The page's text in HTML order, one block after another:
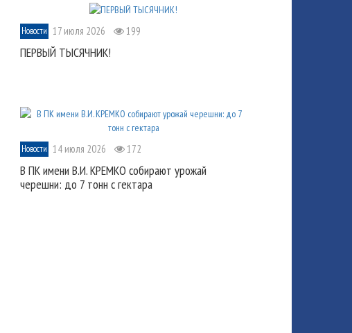
Новости 17 июля 2026 199
ПЕРВЫЙ ТЫСЯЧНИК!
Новости 14 июля 2026 172
В ПК имени В.И. КРЕМКО собирают урожай
черешни: до 7 тонн с гектара